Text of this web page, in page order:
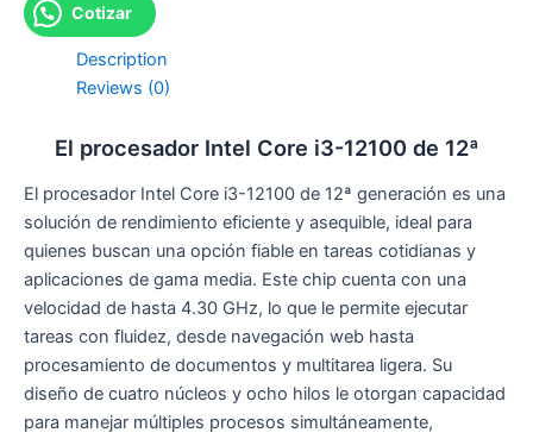
Cotizar
Description
Reviews (0)
El procesador Intel Core i3-12100 de 12ª
El procesador Intel Core i3-12100 de 12ª generación es una
solución de rendimiento eficiente y asequible, ideal para
quienes buscan una opción fiable en tareas cotidianas y
aplicaciones de gama media. Este chip cuenta con una
velocidad de hasta 4.30 GHz, lo que le permite ejecutar
tareas con fluidez, desde navegación web hasta
procesamiento de documentos y multitarea ligera. Su
diseño de cuatro núcleos y ocho hilos le otorgan capacidad
para manejar múltiples procesos simultáneamente,